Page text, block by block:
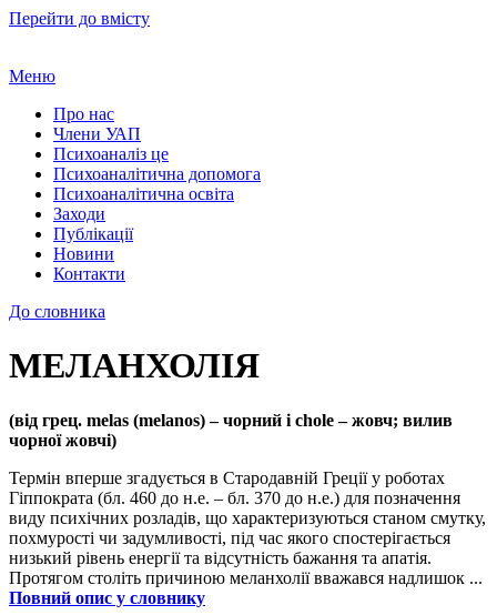
Перейти до вмісту
Меню
Про нас
Члени УАП
Психоаналіз це
Психоаналітична допомога
Психоаналітична освіта
Заходи
Публікації
Новини
Контакти
До словника
МЕЛАНХОЛІЯ
(від грец. melas (melanos) – чорний і chole – жовч; вилив
чорної жовчі)
Термін вперше згадується в Стародавній Греції у роботах
Гіппократа (бл. 460 до н.е. – бл. 370 до н.е.) для позначення
виду психічних розладів, що характеризуються станом смутку,
похмурості чи задумливості, під час якого спостерігається
низький рівень енергії та відсутність бажання та апатія.
Протягом століть причиною меланхолії вважався надлишок ...
Повний опис у словнику